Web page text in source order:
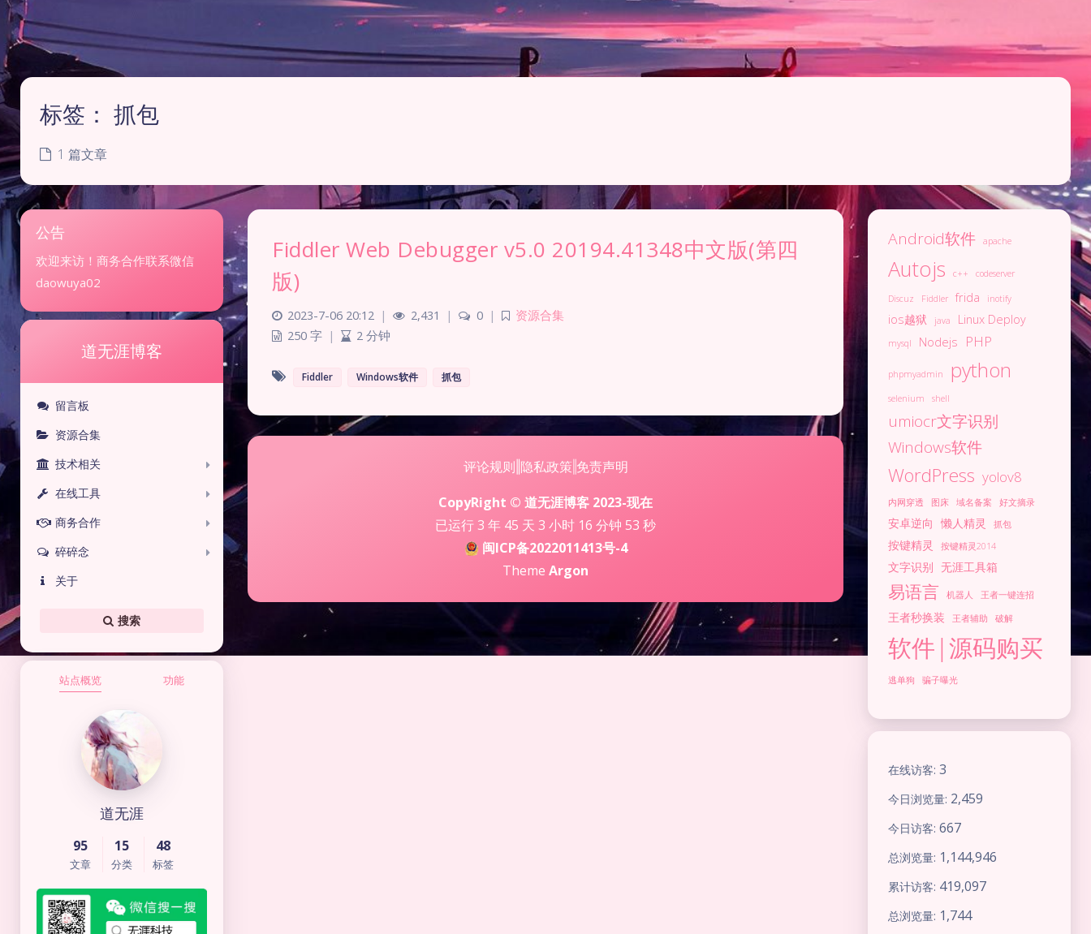
标签： 抓包
1 篇文章
公告
欢迎来访！商务合作联系微信
daowuya02
道无涯博客
留言板
资源合集
技术相关
在线工具
商务合作
碎碎念
关于
搜索
站点概览 功能
道无涯
95
文章
15
分类
48
标签
Android软件 apache
Autojs c++ codeserver
Discuz Fiddler frida inotify
ios越狱 java Linux Deploy
mysql Nodejs PHP
phpmyadmin python
selenium shell
umiocr文字识别
Windows软件
WordPress yolov8
内网穿透 图床 域名备案 好文摘录
安卓逆向 懒人精灵 抓包
按键精灵 按键精灵2014
文字识别 无涯工具箱
易语言 机器人 王者一键连招
王者秒换装 王者辅助 破解
软件|源码购买
逃单狗 骗子曝光
在线访客: 3
今日浏览量: 2,459
今日访客: 667
总浏览量: 1,144,946
累计访客: 419,097
总浏览量: 1,744
Fiddler Web Debugger v5.0 20194.41348中文版(第四
版)
2023-7-06 20:12 | 2,431 | 0 |
资源合集
250 字 | 2 分钟
Fiddler Windows软件 抓包
评论规则 隐私政策 免责声明
CopyRight © 道无涯博客 2023-现在
已运行 3 年 45 天 3 小时 16 分钟 55 秒
闽ICP备2022011413号-4
Theme Argon